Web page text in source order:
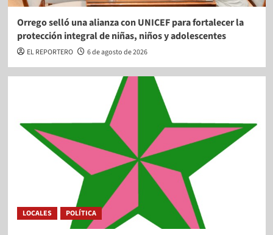
Orrego selló una alianza con UNICEF para fortalecer la
protección integral de niñas, niños y adolescentes
EL REPORTERO 6 de agosto de 2026
LOCALES POLÍTICA